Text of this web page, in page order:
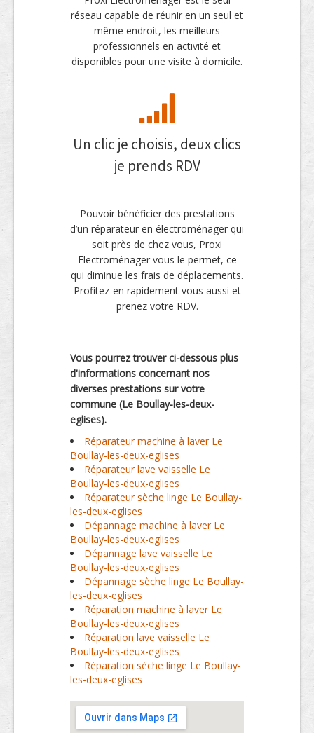
réseau capable de réunir en un seul et
même endroit, les meilleurs
professionnels en activité et
disponibles pour une visite à domicile.
Un clic je choisis, deux clics
je prends RDV
Pouvoir bénéficier des prestations
d’un réparateur en électroménager qui
soit près de chez vous, Proxi
Electroménager vous le permet, ce
qui diminue les frais de déplacements.
Profitez-en rapidement vous aussi et
prenez votre RDV.
Vous pourrez trouver ci-dessous plus
d'informations concernant nos
diverses prestations sur votre
commune (Le Boullay-les-deux-
eglises).
Réparateur machine à laver Le
Boullay-les-deux-eglises
Réparateur lave vaisselle Le
Boullay-les-deux-eglises
Réparateur sèche linge Le Boullay-
les-deux-eglises
Dépannage machine à laver Le
Boullay-les-deux-eglises
Dépannage lave vaisselle Le
Boullay-les-deux-eglises
Dépannage sèche linge Le Boullay-
les-deux-eglises
Réparation machine à laver Le
Boullay-les-deux-eglises
Réparation lave vaisselle Le
Boullay-les-deux-eglises
Réparation sèche linge Le Boullay-
les-deux-eglises